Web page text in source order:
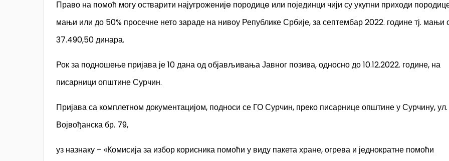
Право на помоћ могу остварити најугроженијe породицe или појединци чији су укупни приходи
мањи или до 50% просечне нето зараде на нивоу Републике Србије, за септембар 2022. године тј. мањи
37.490,50 динара.
Рок за подношење пријава је 10 дана од објављивања Јавног позива, односно до 10.12.2022. године, на
писарници општине Сурчин.
Пријава са комплетном документацијом, подноси се ГО Сурчин, преко писарнице општине у Сурчину, ул.
Војвођанска бр. 79,
уз назнаку – «Комисија за избор корисника помоћи у виду пакета хране, огрева и једнократне помоћи